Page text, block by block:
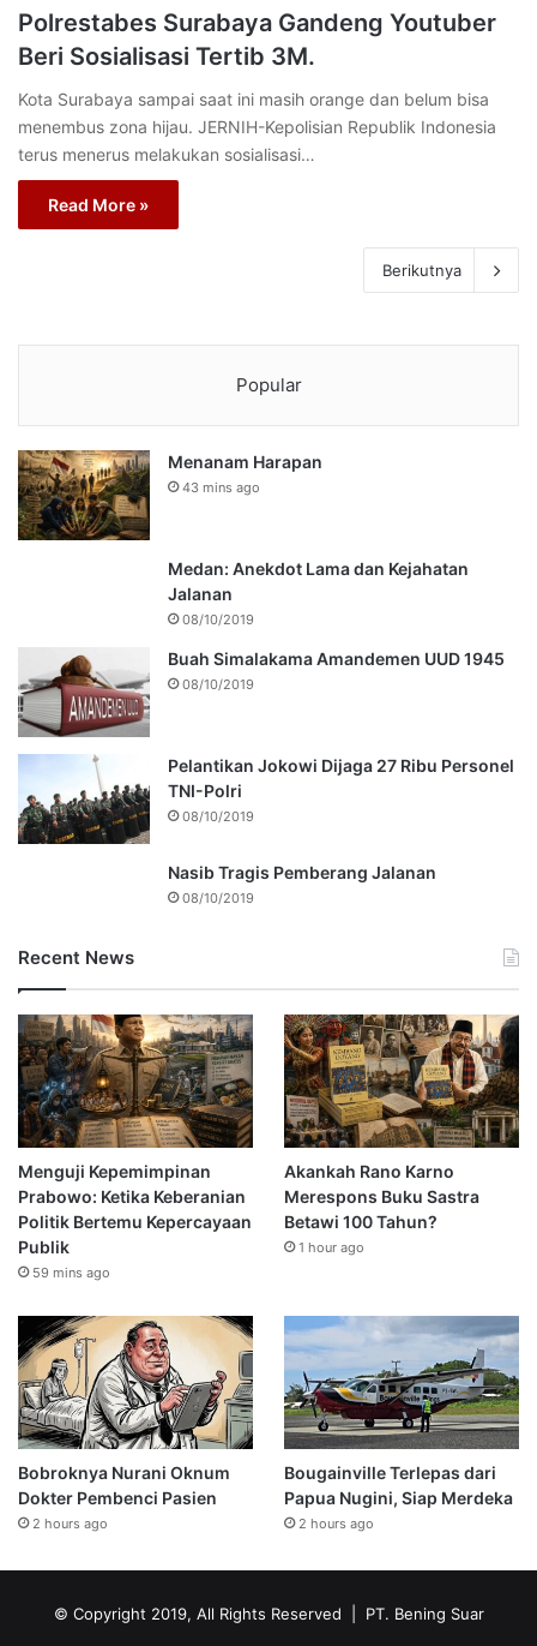
Polrestabes Surabaya Gandeng Youtuber
Beri Sosialisasi Tertib 3M.
Kota Surabaya sampai saat ini masih orange dan belum bisa
menembus zona hijau. JERNIH-Kepolisian Republik Indonesia
terus menerus melakukan sosialisasi…
Read More »
Berikutnya
Popular
Menanam Harapan
43 mins ago
Medan: Anekdot Lama dan Kejahatan
Jalanan
08/10/2019
Buah Simalakama Amandemen UUD 1945
08/10/2019
Pelantikan Jokowi Dijaga 27 Ribu Personel
TNI-Polri
08/10/2019
Nasib Tragis Pemberang Jalanan
08/10/2019
Recent News
Menguji Kepemimpinan
Prabowo: Ketika Keberanian
Politik Bertemu Kepercayaan
Publik
59 mins ago
Akankah Rano Karno
Merespons Buku Sastra
Betawi 100 Tahun?
1 hour ago
Bobroknya Nurani Oknum
Dokter Pembenci Pasien
2 hours ago
Bougainville Terlepas dari
Papua Nugini, Siap Merdeka
2 hours ago
© Copyright 2019, All Rights Reserved | PT. Bening Suar